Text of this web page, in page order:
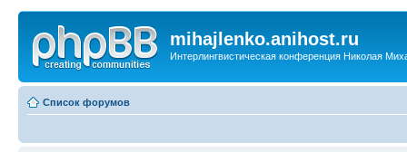
mihajlenko.anihost.ru
Интерлингвистическая конференция Николая
Список форумов